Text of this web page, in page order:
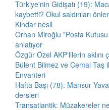
Türkiye'nin Gidişatı (19):
kaybetti? Okul saldırıları
Kindar nesil
Orhan Miroğlu "Posta
anlatıyor
Özgür Özel AKP'lilerin aklını
Bülent Bilmez ve Cemal Taş
Envanteri
Hafta Başı (78): Mansur
dersleri
Transatlantik: Müzakereler